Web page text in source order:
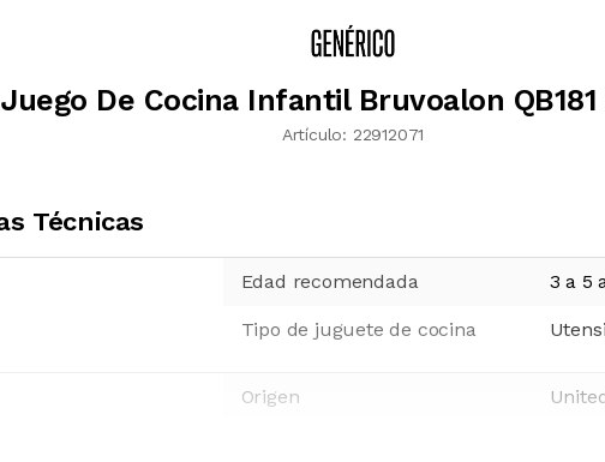
Juego De Cocina Infantil Bruvoalon QB181
Artículo: 22912071
Técnicas
Edad recomendada 3 a 5
Tipo de juguete de cocina
Origen